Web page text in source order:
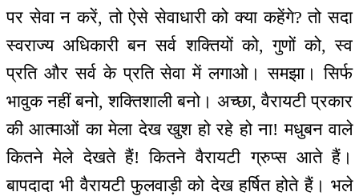
पर सेवा न करें, तो ऐसे सेवाधारी को क्या कहेंगे? तो सदा
स्वराज्य अधिकारी बन सर्व शक्तियों को, गुणों को, स्व
प्रति और सर्व के प्रति सेवा में लगाओ। समझा। सिर्फ
भावुक नहीं बनो, शक्तिशाली बनो। अच्छा, वैरायटी प्रकार
की आत्माओं का मेला देख खुश हो रहे हो ना! मधुबन वाले
कितने मेले देखते हैं! कितने वैरायटी ग्रुप्स आते हैं।
बापदादा भी वैरायटी फुलवाड़ी को देख हर्षित होते हैं। भले